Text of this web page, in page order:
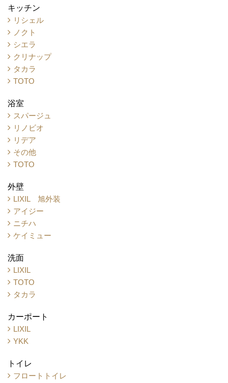
キッチン
リシェル
ノクト
シエラ
クリナップ
タカラ
TOTO
浴室
スパージュ
リノビオ
リデア
その他
TOTO
外壁
LIXIL 旭外装
アイジー
ニチハ
ケイミュー
洗面
LIXIL
TOTO
タカラ
カーポート
LIXIL
YKK
トイレ
フロートトイレ